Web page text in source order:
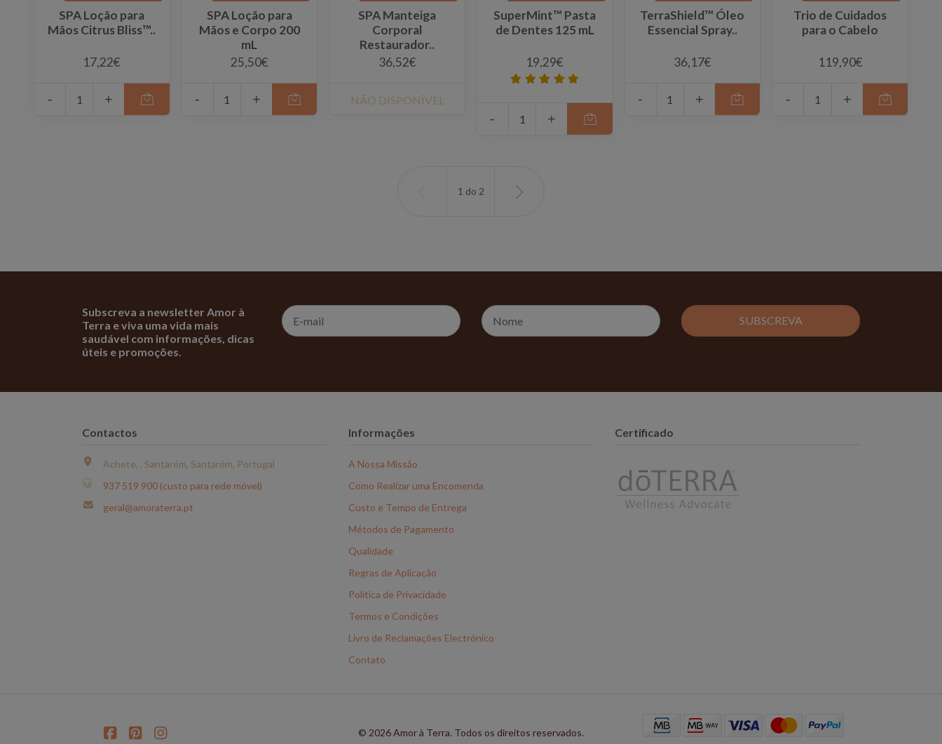
SPA Loção para
Mãos Citrus Bliss™..
17,22€
- +
SPA Loção para
Mãos e Corpo 200
mL
25,50€
- +
SPA Manteiga
Corporal
Restaurador..
36,52€
NÃO DISPONÍVEL
SuperMint™ Pasta
de Dentes 125 mL
19,29€
- +
TerraShield™ Óleo
Essencial Spray..
36,17€
- +
Trio de Cuidados
para o Cabelo
119,90€
- +
1 do 2
Subscreva a newsletter Amor à
Terra e viva uma vida mais
saudável com informações, dicas
úteis e promoções.
SUBSCREVA
Contactos
Achete, , Santarém, Santarém, Portugal
937 519 900 (custo para rede móvel)
geral@amoraterra.pt
Informações
A Nossa Missão
Como Realizar uma Encomenda
Custo e Tempo de Entrega
Métodos de Pagamento
Qualidade
Regras de Aplicação
Política de Privacidade
Termos e Condições
Livro de Reclamações Electrónico
Contato
Certificado
© 2026 Amor à Terra. Todos os direitos reservados.